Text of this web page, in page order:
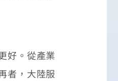
好。從產業
者，大陸服